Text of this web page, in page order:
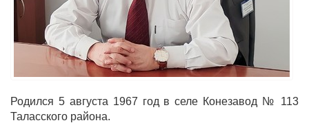
Родился 5 августа 1967 год в селе Конезавод № 113
Таласского района.